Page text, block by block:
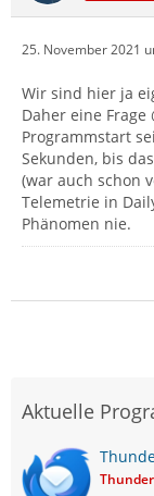
25. November 2021
Wir sind hier ja
Daher eine
Programmstart
Sekunden, bis
(war auch schon
Telemetrie in
Phänomen nie.
Aktuelle
Thunder